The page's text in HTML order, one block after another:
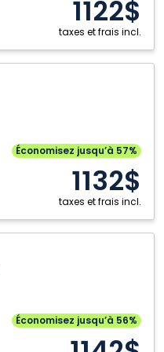
Windsor
1122$
taxes et frais incl.
Économisez jusqu’à 57%
1132$
taxes et frais incl.
Économisez jusqu’à 56%